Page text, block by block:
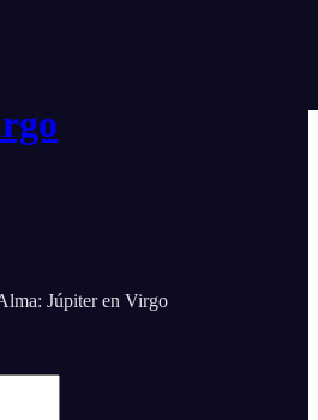
Júpiter en Virgo